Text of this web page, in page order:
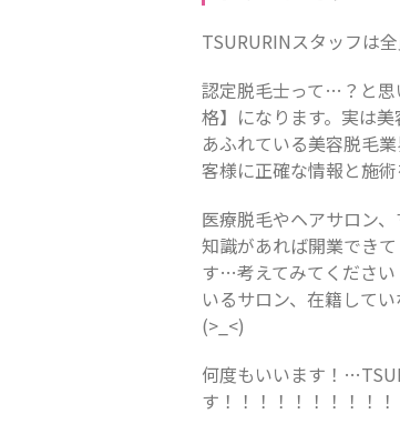
TSURURINスタッフは
認定脱毛士って…？と
格】になります。実は
あふれている美容脱毛
客様に正確な情報と施
医療脱毛やヘアサロン
知識があれば開業でき
す…考えてみてください
いるサロン、在籍して
(>_<)
何度もいいます！
す！！！！！！！！！！